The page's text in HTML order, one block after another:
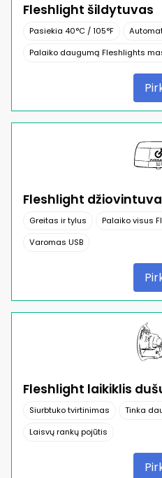
Fleshlight šildytuvas
Pasiekia 40°C / 105°F
Palaiko daugumą Fleshlights
Fleshlight
Greitas ir tylus
Palaiko visus
Varomas USB
Fleshlight laikiklis
Siurbtuko tvirtinimas
Tinka
Laisvų rankų pojūtis